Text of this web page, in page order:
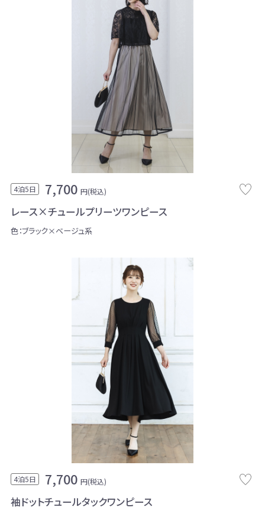
4泊5日 7,700 円(税込)
レース×チュールプリーツワンピース
色：ブラック×ベージュ系
4泊5日 7,700 円(税込)
袖ドットチュールタックワンピース